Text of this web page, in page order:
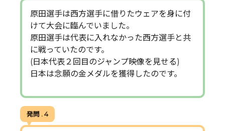
原田選手は西方選手に借りたウェアを身に付
けて大会に臨んでいました。
原田選手は代表に入れなかった西方選手と共
に戦っていたのです。
(日本代表２回目のジャンプ映像を見せる)
日本は念願の金メダルを獲得したのです。
発問 . 4